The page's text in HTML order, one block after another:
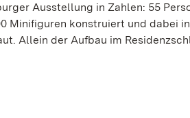
Ausstellung in Zahlen: 55
Minifiguren konstruiert und dabei
Allein der Aufbau im